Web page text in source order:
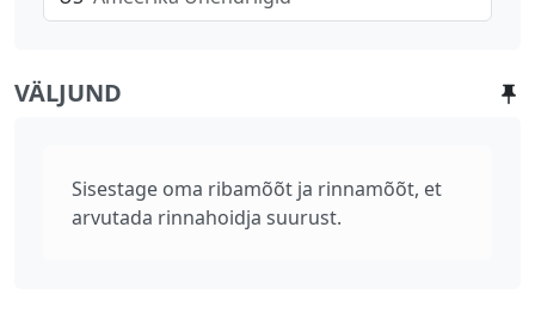
VÄLJUND
Sisestage oma ribamõõt ja rinnamõõt, et
arvutada rinnahoidja suurust.